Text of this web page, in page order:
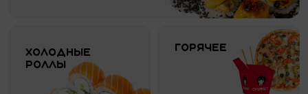
Холодные
роллы
Горячее